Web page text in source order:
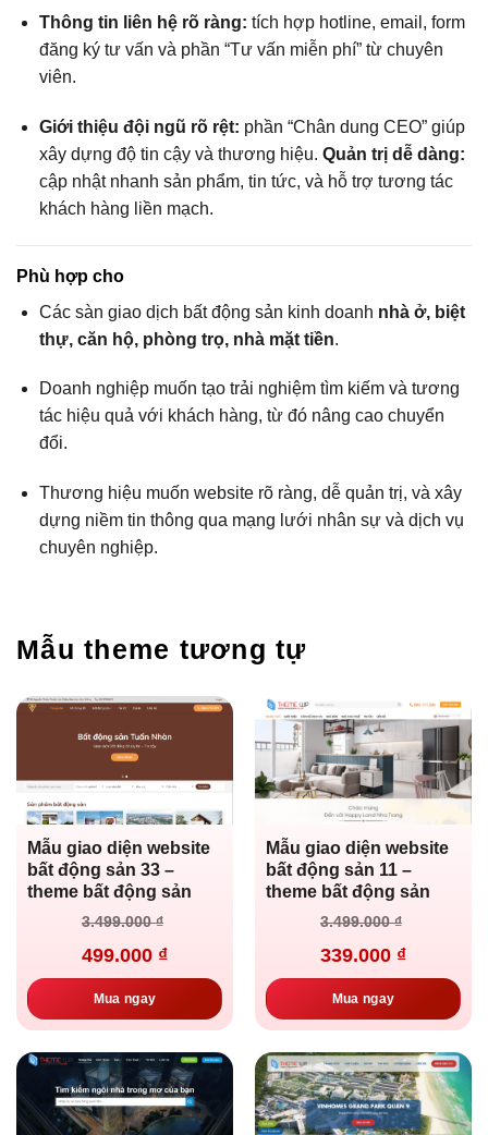
Thông tin liên hệ rõ ràng: tích hợp hotline, email, form
đăng ký tư vấn và phần “Tư vấn miễn phí” từ chuyên
viên.
Giới thiệu đội ngũ rõ rệt: phần “Chân dung CEO” giúp
xây dựng độ tin cậy và thương hiệu. Quản trị dễ dàng:
cập nhật nhanh sản phẩm, tin tức, và hỗ trợ tương tác
khách hàng liền mạch.
Phù hợp cho
Các sàn giao dịch bất động sản kinh doanh nhà ở, biệt
thự, căn hộ, phòng trọ, nhà mặt tiền.
Doanh nghiệp muốn tạo trải nghiệm tìm kiếm và tương
tác hiệu quả với khách hàng, từ đó nâng cao chuyển
đổi.
Thương hiệu muốn website rõ ràng, dễ quản trị, và xây
dựng niềm tin thông qua mạng lưới nhân sự và dịch vụ
chuyên nghiệp.
Mẫu theme tương tự
Mẫu giao diện website
bất động sản 33 –
theme bất động sản
3.499.000₫
Giá
là:
3.499.000 ₫.
499.000 ₫
Giá
tại
là:
499.000 ₫.
Mua ngay
Mẫu giao diện website
bất động sản 11 –
theme bất động sản
3.499.000₫
Giá
là:
3.499.000 ₫.
339.000 ₫
Giá
tại
là:
339.000 ₫.
Mua ngay